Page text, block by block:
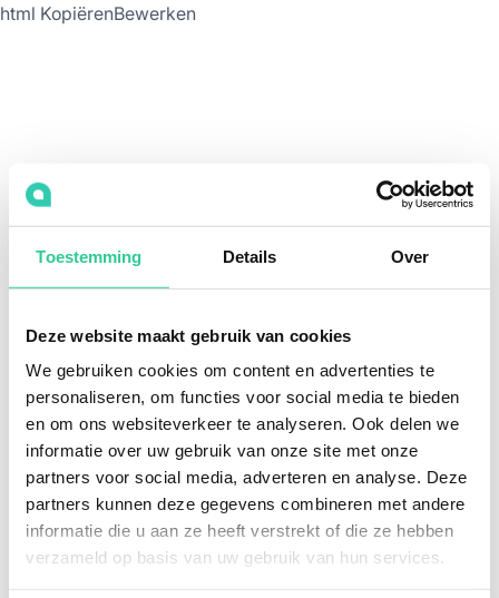
Toestemming Details Over
Deze website maakt gebruik van cookies
We gebruiken cookies om content en advertenties te
personaliseren, om functies voor social media te bieden
en om ons websiteverkeer te analyseren. Ook delen we
informatie over uw gebruik van onze site met onze
partners voor social media, adverteren en analyse. Deze
partners kunnen deze gegevens combineren met andere
informatie die u aan ze heeft verstrekt of die ze hebben
verzameld op basis van uw gebruik van hun services.
html KopiërenBewerken